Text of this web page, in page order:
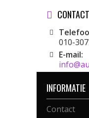
CONTACT
010-
E-mail:
INFORMATIE
Contact